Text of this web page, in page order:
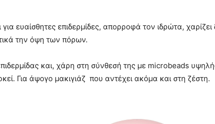
επιδερμίδες, απορροφά τον ιδρώτα, χαρίζει
την όψη των πόρων.
και, χάρη στη σύνθεσή της με microbeads
Για άψογο μακιγιάζ που αντέχει ακόμα και στη ζέστη.